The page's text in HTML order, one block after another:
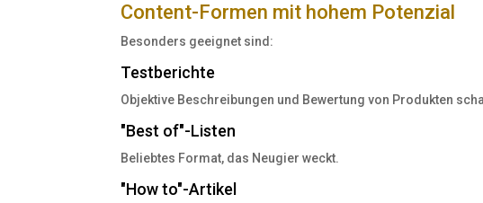
don't
do
with
my
products.
in
ingredient
Content-Formen mit hohem Potenzial
Besonders geeignet sind:
Testberichte
Objektive Beschreibungen und Bewertung von Produkten
"Best of"-Listen
Beliebtes Format, das Neugier weckt.
"How to"-Artikel